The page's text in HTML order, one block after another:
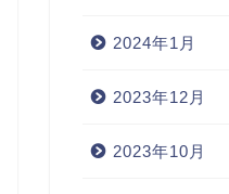
2024年1月
2023年12月
2023年10月